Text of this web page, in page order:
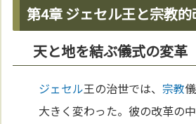
第4章 ジェセル王と宗教
天と地を結ぶ儀式の変革
ジェセル王の治世では、 宗教
大きく変わった。彼の改革の中